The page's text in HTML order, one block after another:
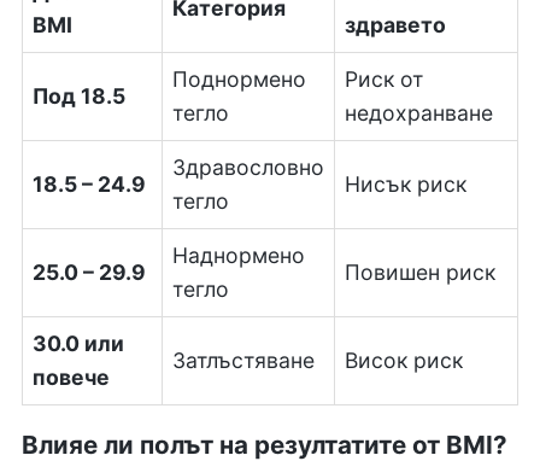
BMI
Категория
здравето
Под 18.5
Поднормено
тегло
Риск от
недохранване
18.5 – 24.9
Здравословно
тегло
Нисък риск
25.0 – 29.9
Наднормено
тегло
Повишен риск
30.0 или
повече
Затлъстяване Висок риск
Влияе ли полът на резултатите от BMI?